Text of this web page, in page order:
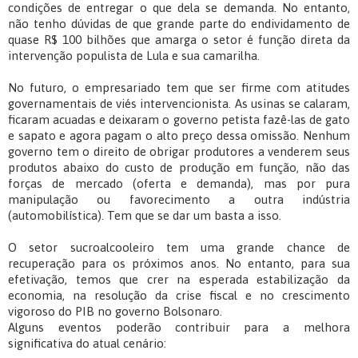
condições de entregar o que dela se demanda. No entanto,
não tenho dúvidas de que grande parte do endividamento de
quase R$ 100 bilhões que amarga o setor é função direta da
intervenção populista de Lula e sua camarilha.
No futuro, o empresariado tem que ser firme com atitudes
governamentais de viés intervencionista. As usinas se calaram,
ficaram acuadas e deixaram o governo petista fazê-las de gato
e sapato e agora pagam o alto preço dessa omissão. Nenhum
governo tem o direito de obrigar produtores a venderem seus
produtos abaixo do custo de produção em função, não das
forças de mercado (oferta e demanda), mas por pura
manipulação ou favorecimento a outra indústria
(automobilística). Tem que se dar um basta a isso.
O setor sucroalcooleiro tem uma grande chance de
recuperação para os próximos anos. No entanto, para sua
efetivação, temos que crer na esperada estabilização da
economia, na resolução da crise fiscal e no crescimento
vigoroso do PIB no governo Bolsonaro.
Alguns eventos poderão contribuir para a melhora
significativa do atual cenário: